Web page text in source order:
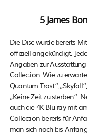
5 James
Die Disc wurde bereits
offiziell angekündigt.
Angaben zur
Collection. Wie zu
Quantum Trost“,
„Keine Zeit zu sterben“.
auch die 4K Blu-ray mit
Collection bereits für
man sich noch bis